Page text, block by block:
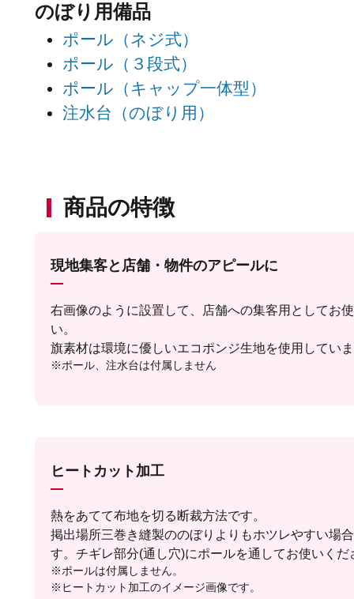
のぼり用備品
ポール（ネジ式）
ポール（３段式）
ポール（キャップ一体型）
注水台（のぼり用）
商品の特徴
現地集客と店舗・物件のアピールに
右画像のように設置して、店舗への集客用としてお
い。
旗素材は環境に優しいエコポンジ生地を使用してい
※ポール、注水台は付属しません
ヒートカット加工
熱をあてて布地を切る断裁方法です。
掲出場所三巻き縫製ののぼりよりもホツレやすい場
す。チギレ部分(通し穴)にポールを通してお使いくだ
※ポールは付属しません。
※ヒートカット加工のイメージ画像です。